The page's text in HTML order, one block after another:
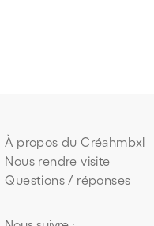
À propos du Créahmbxl
Nous rendre visite
Questions / réponses